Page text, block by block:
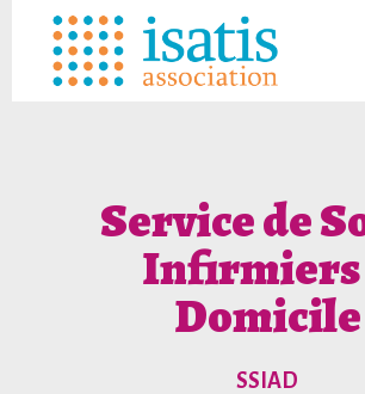
Service de
Infirmiers
Domicile
SSIAD